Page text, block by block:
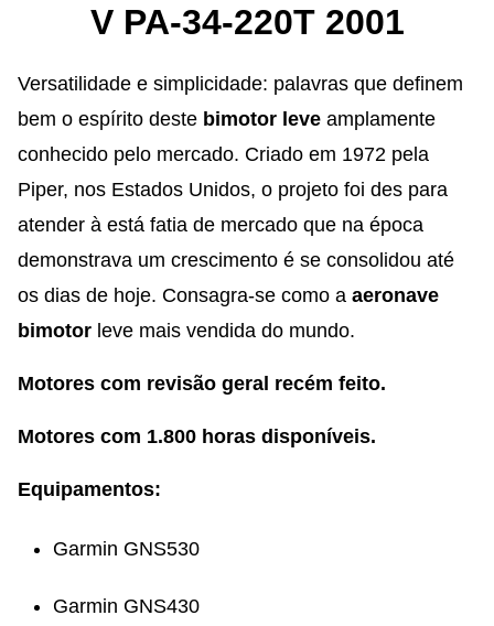
V PA-34-220T 2001
Versatilidade e simplicidade: palavras que definem
bem o espírito deste bimotor leve amplamente
conhecido pelo mercado. Criado em 1972 pela
Piper, nos Estados Unidos, o projeto foi des para
atender à está fatia de mercado que na época
demonstrava um crescimento é se consolidou até
os dias de hoje. Consagra-se como a aeronave
bimotor leve mais vendida do mundo.
Motores com revisão geral recém feito.
Motores com 1.800 horas disponíveis.
Equipamentos:
Garmin GNS530
Garmin GNS430